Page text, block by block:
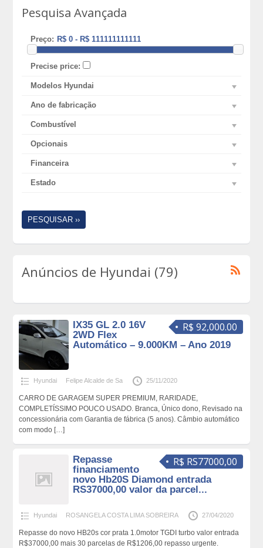
Pesquisa Avançada
Preço:
Precise price:
Modelos Hyundai
Ano de fabricação
Combustível
Opcionais
Financeira
Estado
PESQUISAR ››
Anúncios de Hyundai (79)
R$ 92,000.00
IX35 GL 2.0 16V
2WD Flex
Automático – 9.000KM – Ano 2019
Hyundai Felipe Alcalde de Sa 25/11/2020
CARRO DE GARAGEM SUPER PREMIUM, RARIDADE,
COMPLETÍSSIMO POUCO USADO. Branca, Único dono, Revisado na
concessionária com Garantia de fábrica (5 anos). Câmbio automático
com modo […]
R$ RS77000,00
Repasse
financiamento
novo Hb20S Diamond entrada
RS37000,00 valor da parcel...
Hyundai ROSANGELA COSTA LIMA SOBREIRA 27/04/2020
Repasse do novo HB20s cor prata 1.0motor TGDI turbo valor entrada
R$37000,00 mais 30 parcelas de R$1206,00 repasso urgente.